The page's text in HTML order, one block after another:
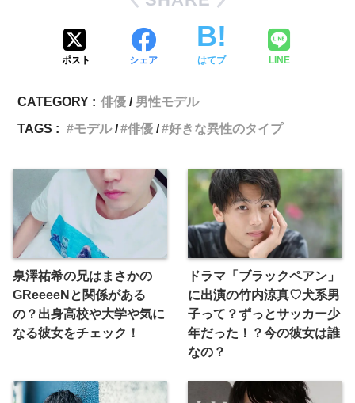
ポスト シェア はてブ LINE
CATEGORY : 俳優
男性モデル
TAGS :
モデル 俳優 好きな異性のタイプ
泉澤祐希の兄はまさかの
GReeeeNと関係がある
の？出身高校や大学や気に
なる彼女をチェック！
ドラマ「ブラックペアン」
に出演の竹内涼真♡犬系男
子って？ずっとサッカー少
年だった！？今の彼女は誰
なの？